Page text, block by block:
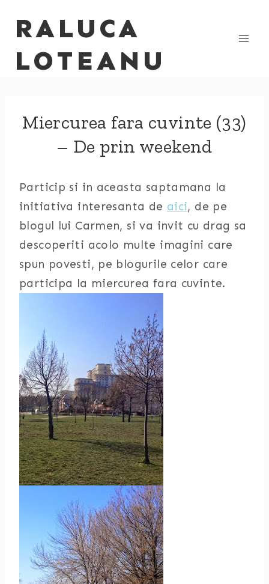
RALUCA
LOTEANU
Miercurea fara cuvinte (33)
– De prin weekend
Particip si in aceasta saptamana la
initiativa interesanta de aici, de pe
blogul lui Carmen, si va invit cu drag sa
descoperiti acolo multe imagini care
spun povesti, pe blogurile celor care
participa la miercurea fara cuvinte.